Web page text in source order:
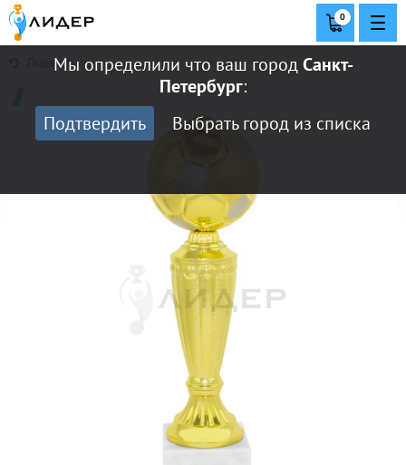
Мы определили что ваш городСанкт-
Петербург:
Подтвердить
Выбрать город из списка
0
Главная